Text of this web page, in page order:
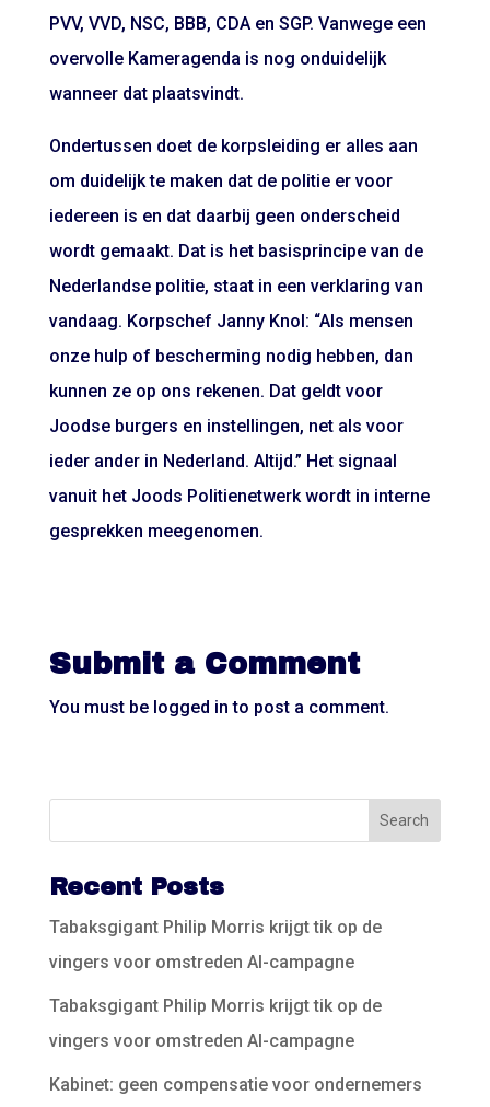
PVV, VVD, NSC, BBB, CDA en SGP. Vanwege een
overvolle Kameragenda is nog onduidelijk
wanneer dat plaatsvindt.
Ondertussen doet de korpsleiding er alles aan
om duidelijk te maken dat de politie er voor
iedereen is en dat daarbij geen onderscheid
wordt gemaakt. Dat is het basisprincipe van de
Nederlandse politie, staat in een verklaring van
vandaag. Korpschef Janny Knol: “Als mensen
onze hulp of bescherming nodig hebben, dan
kunnen ze op ons rekenen. Dat geldt voor
Joodse burgers en instellingen, net als voor
ieder ander in Nederland. Altijd.” Het signaal
vanuit het Joods Politienetwerk wordt in interne
gesprekken meegenomen.
Submit a Comment
You must be logged in to post a comment.
Recent Posts
Tabaksgigant Philip Morris krijgt tik op de
vingers voor omstreden AI-campagne
Tabaksgigant Philip Morris krijgt tik op de
vingers voor omstreden AI-campagne
Kabinet: geen compensatie voor ondernemers